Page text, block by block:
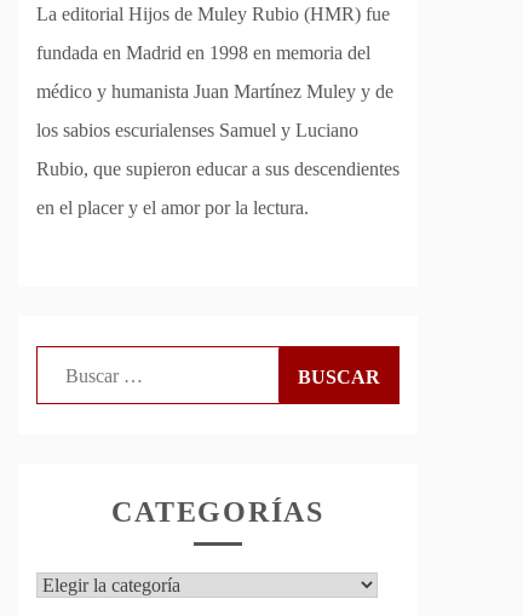
La editorial Hijos de Muley Rubio (HMR) fue
fundada en Madrid en 1998 en memoria del
médico y humanista Juan Martínez Muley y de
los sabios escurialenses Samuel y Luciano
Rubio, que supieron educar a sus descendientes
en el placer y el amor por la lectura.
CATEGORÍAS
Categorías